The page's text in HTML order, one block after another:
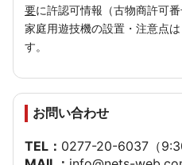
要に許認可情報（古物商許可番
家庭用遊技機の設置・注意点は
す。
お問い合わせ
TEL： 0277-20-6037 （